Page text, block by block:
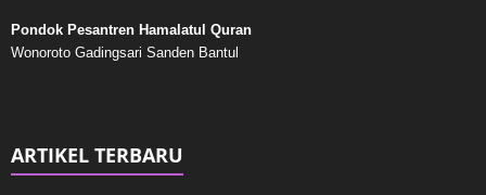
Pondok Pesantren Hamalatul Quran
Wonoroto Gadingsari Sanden Bantul
ARTIKEL TERBARU